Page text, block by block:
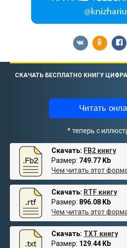
СКАЧАТЬ БЕСПЛАТНО КНИГУ ЦИФРА
Читать
* теперь с
Скачать: FB2 книгу
Размер: 749.77 Kb
Чем читать этот
Скачать: RTF книгу
Размер: 896.08 Kb
Чем читать этот
Скачать: TXT книгу
Размер: 129.44 Kb